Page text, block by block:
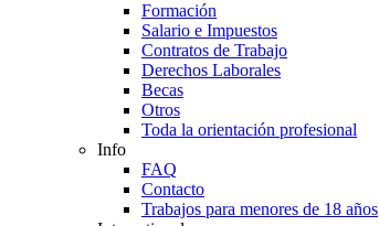
Formación
Salario e Impuestos
Contratos de Trabajo
Derechos Laborales
Becas
Otros
Toda la orientación profesional
Info
FAQ
Contacto
Trabajos para menores de 18 años